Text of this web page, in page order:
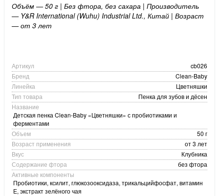
Объём — 50 г | Без фтора, без сахара | Производитель
— Y&R International (Wuhu) Industrial Ltd., Китай | Возраст
— от 3 лет
Артикул
cb026
Бренд
Clean-Baby
Линейка
Цветняшки
Тип товара
Пенка для зубов и дёсен
Название
Детская пенка Clean-Baby «Цветняшки» с пробиотиками и
ферментами
Объем
50 г
Возраст применения
от 3 лет
Вкус
Клубника
Содержание фтора
без фтора
Активные компоненты
Пробиотики, ксилит, глюкозооксидаза, трикальцийфосфат, витамин
Е, экстракт зелёного чая